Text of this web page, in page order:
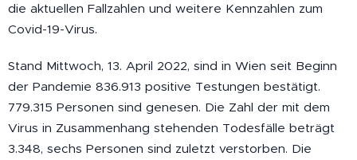
die aktuellen Fallzahlen und weitere Kennzahlen zum
Covid-19-Virus.
Stand Mittwoch, 13. April 2022, sind in Wien seit Beginn
der Pandemie 836.913 positive Testungen bestätigt.
779.315 Personen sind genesen. Die Zahl der mit dem
Virus in Zusammenhang stehenden Todesfälle beträgt
3.348, sechs Personen sind zuletzt verstorben. Die